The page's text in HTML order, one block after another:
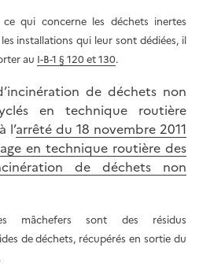
qui concerne les déchets inertes
installations qui leur sont dédiées, il
au I-B-1 § 120 et 130.
de déchets non
en technique routière
l’arrêté du 18 novembre 2011
en technique routière des
de déchets non
mâchefers sont des résidus
de déchets, récupérés en sortie du